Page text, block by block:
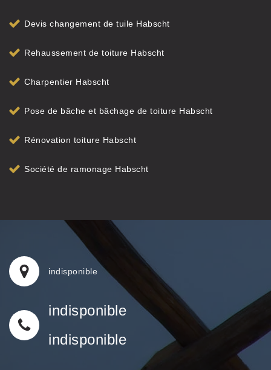
Devis changement de tuile Habscht
Rehaussement de toiture Habscht
Charpentier Habscht
Pose de bâche et bâchage de toiture Habscht
Rénovation toiture Habscht
Société de ramonage Habscht
indisponible
indisponible
indisponible